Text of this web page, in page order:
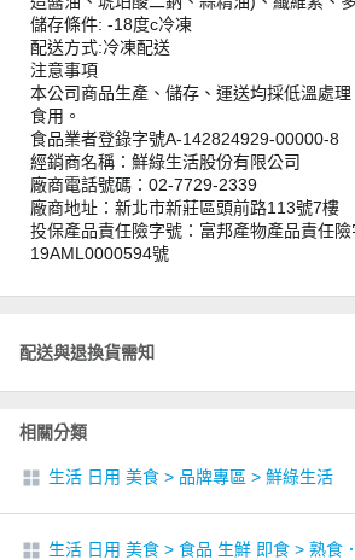
儲存條件: -18度c冷凍
配送方式:冷凍配送
注意事項
本公司商品生產、儲存、運送均採低溫處
食用。
食品業者登錄字號A-142824929-00000-8
經銷商名稱：鮮綠生活股份有限公司
廠商電話號碼：02-7729-2339
廠商地址：新北市新莊區頭前路113號7樓
投保產品責任險字號：富邦產物產品責任
19AML0000594號
配送與退換貨需知
相關分類
生活 日用 美食 > 品牌專區 > 鮮綠生活
生活 日用 美食 > 食品 生鮮 即食 > 熟食